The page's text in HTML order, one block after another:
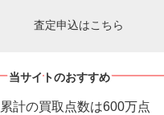
査定申込はこちら
当サイトのおすすめ
累計の買取点数は600万点